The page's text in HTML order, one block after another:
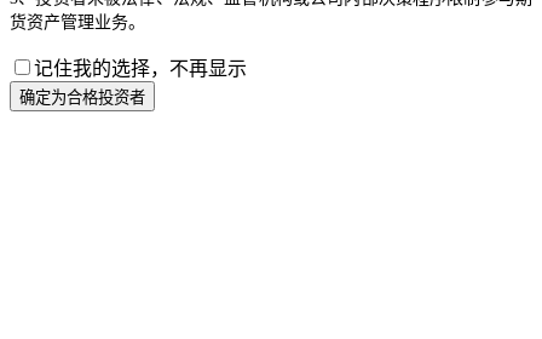
货资产管理业务。
记住我的选择，不再显示
确定为合格投资者